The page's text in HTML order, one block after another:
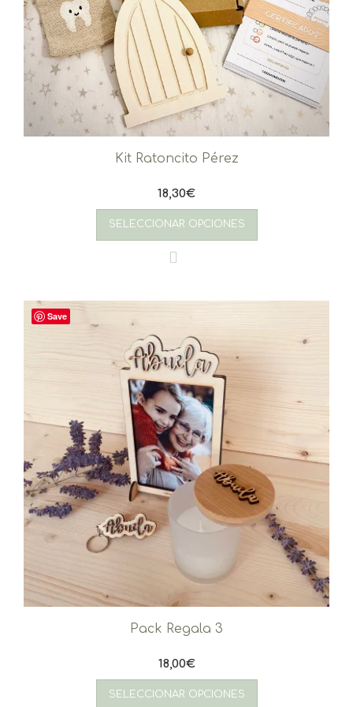
Kit Ratoncito Pérez
18,30€
SELECCIONAR OPCIONES
Save
Pack Regala 3
18,00€
SELECCIONAR OPCIONES